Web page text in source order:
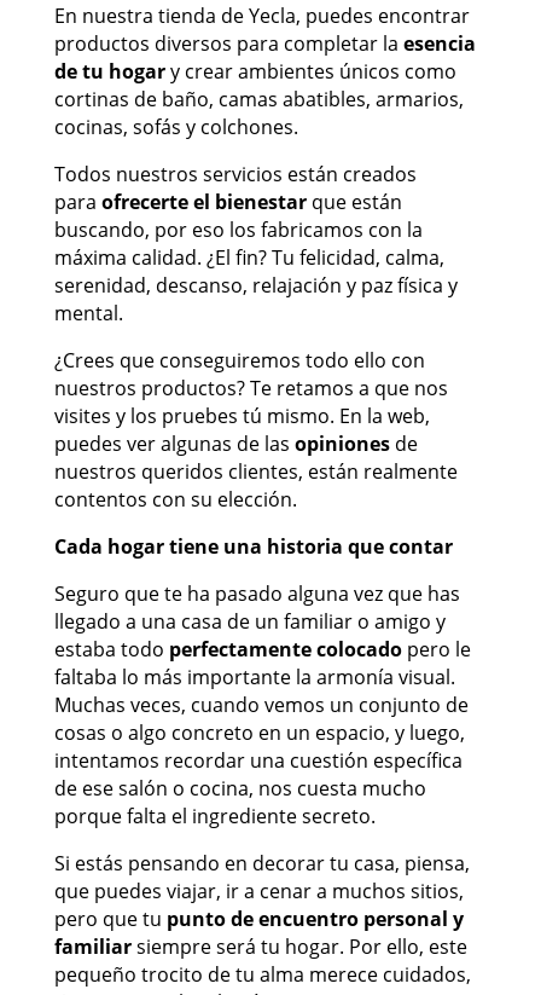
En nuestra tienda de Yecla, puedes encontrar
productos diversos para completar la esencia
de tu hogary crear ambientes únicos como
cortinas de baño, camas abatibles, armarios,
cocinas, sofás y colchones.
Todos nuestros servicios están creados
para ofrecerte el bienestar que están
buscando, por eso los fabricamos con la
máxima calidad. ¿El fin? Tu felicidad, calma,
serenidad, descanso, relajación y paz física y
mental.
¿Crees que conseguiremos todo ello con
nuestros productos? Te retamos a que nos
visites y los pruebes tú mismo. En la web,
puedes ver algunas de las opinionesde
nuestros queridos clientes, están realmente
contentos con su elección.
Cada hogar tiene una historia que contar
Seguro que te ha pasado alguna vez que has
llegado a una casa de un familiar o amigo y
estaba todo perfectamente colocadopero le
faltaba lo más importante la armonía visual.
Muchas veces, cuando vemos un conjunto de
cosas o algo concreto en un espacio, y luego,
intentamos recordar una cuestión específica
de ese salón o cocina, nos cuesta mucho
porque falta el ingrediente secreto.
Si estás pensando en decorar tu casa, piensa,
que puedes viajar, ir a cenar a muchos sitios,
pero que tu punto de encuentro personal y
familiarsiempre será tu hogar. Por ello, este
pequeño trocito de tu alma merece cuidados,